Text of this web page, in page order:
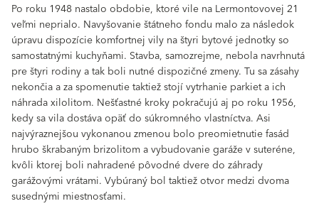
Po roku 1948 nastalo obdobie, ktoré vile na Lermontovovej 21
veľmi neprialo. Navyšovanie štátneho fondu malo za následok
úpravu dispozície komfortnej vily na štyri bytové jednotky so
samostatnými kuchyňami. Stavba, samozrejme, nebola navrhnutá
pre štyri rodiny a tak boli nutné dispozičné zmeny. Tu sa zásahy
nekončia a za spomenutie taktiež stojí vytrhanie parkiet a ich
náhrada xilolitom. Nešťastné kroky pokračujú aj po roku 1956,
kedy sa vila dostáva opäť do súkromného vlastníctva. Asi
najvýraznejšou vykonanou zmenou bolo preomietnutie fasád
hrubo škrabaným brizolitom a vybudovanie garáže v suteréne,
kvôli ktorej boli nahradené pôvodné dvere do záhrady
garážovými vrátami. Vybúraný bol taktiež otvor medzi dvoma
susednými miestnosťami.